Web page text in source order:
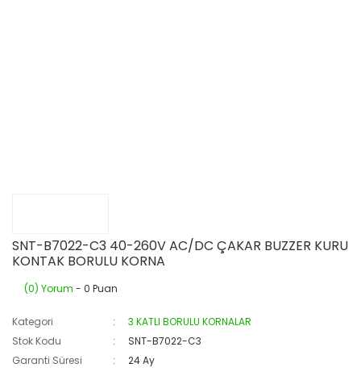
SNT-B7022-C3 40-260V AC/DC ÇAKAR BUZZER KURU
KONTAK BORULU KORNA
(0) Yorum - 0 Puan
Kategori
3 KATLI BORULU KORNALAR
Stok Kodu
SNT-B7022-C3
Garanti Süresi
24 Ay